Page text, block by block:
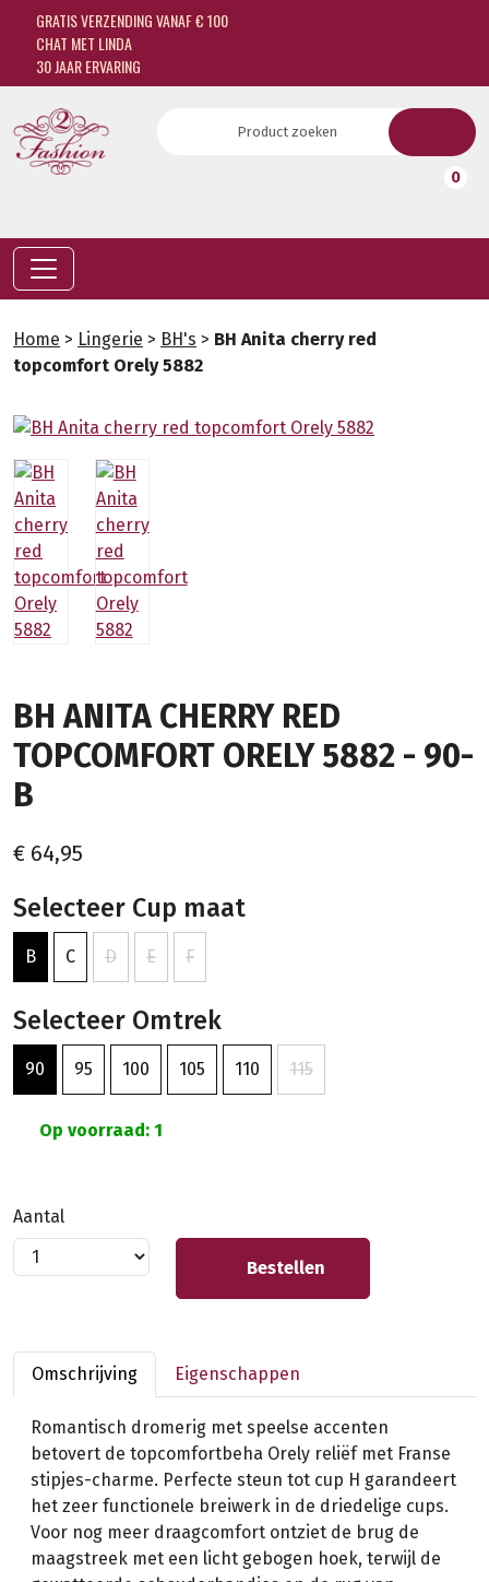
GRATIS VERZENDING VANAF € 100
CHAT MET LINDA
30 JAAR ERVARING
0
Home > Lingerie > BH's > BH Anita cherry red
topcomfort Orely 5882
BH ANITA CHERRY RED
TOPCOMFORT ORELY 5882 - 90-
B
€ 64,95
Selecteer Cup maat
B C D E F
Selecteer Omtrek
90 95 100 105 110 115
Op voorraad: 1
Aantal
Bestellen
Omschrijving Eigenschappen
Romantisch dromerig met speelse accenten
betovert de topcomfortbeha Orely reliëf met Franse
stipjes-charme. Perfecte steun tot cup H garandeert
het zeer functionele breiwerk in de driedelige cups.
Voor nog meer draagcomfort ontziet de brug de
maagstreek met een licht gebogen hoek, terwijl de